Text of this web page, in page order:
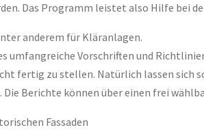
Das Programm leistet also Hilfe bei
anderem für Kläranlagen.
umfangreiche Vorschriften und
fertig zu stellen. Natürlich lassen sich
Berichte können über einen frei
Fassaden